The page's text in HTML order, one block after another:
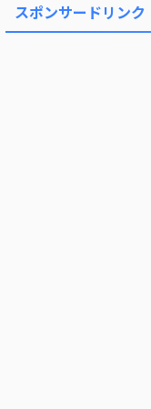
スポンサードリンク